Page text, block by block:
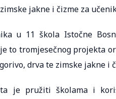
jakne i čizme za
u 11 škola Istočne
to tromjesečnog projekta
drva te zimske jakne i
je pružiti školama i